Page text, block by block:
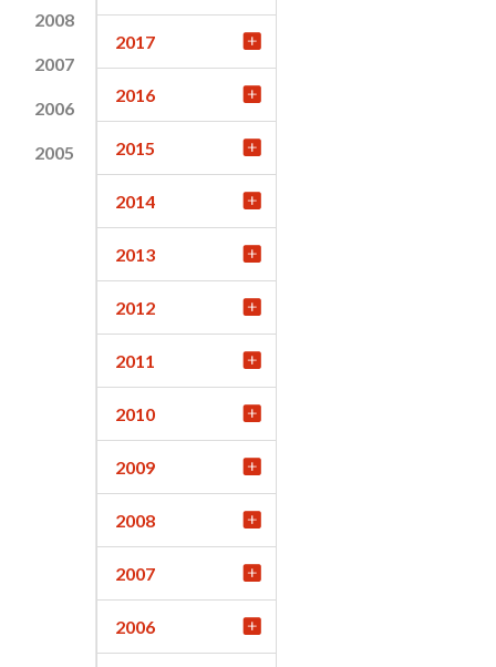
2008
2007
2006
2005
2017
2016
2015
2014
2013
2012
2011
2010
2009
2008
2007
2006